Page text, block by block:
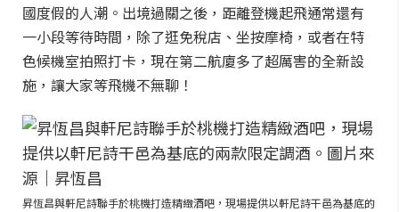
國度假的人潮。出境過關之後，距離登機起飛通常還有
一小段等待時間，除了逛免稅店、坐按摩椅，或者在特
色候機室拍照打卡，現在第二航廈多了超厲害的全新設
施，讓大家等飛機不無聊！
昇恆昌與軒尼詩聯手於桃機打造精緻酒吧，現場提供以軒尼詩干邑為基底的